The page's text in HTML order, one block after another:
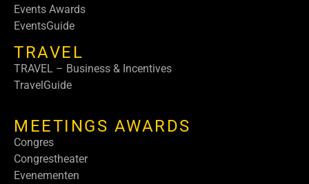
Events Awards
EventsGuide
TRAVEL
TRAVEL – Business & Incentives
TravelGuide
MEETINGS AWARDS
Congres
Congrestheater
Evenementen